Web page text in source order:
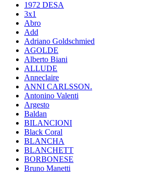
1972 DESA
3x1
Abro
Add
Adriano Goldschmied
AGOLDE
Alberto Biani
ALLUDE
Anneclaire
ANNI CARLSSON.
Antonino Valenti
Argesto
Baldan
BILANCIONI
Black Coral
BLANCHA
BLANCHETT
BORBONESE
Bruno Manetti